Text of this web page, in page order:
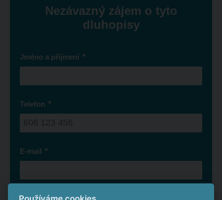
Nezávazný zájem o tyto
dluhopisy
Jméno a příjmení *
Telefon *
E-mail *
Město